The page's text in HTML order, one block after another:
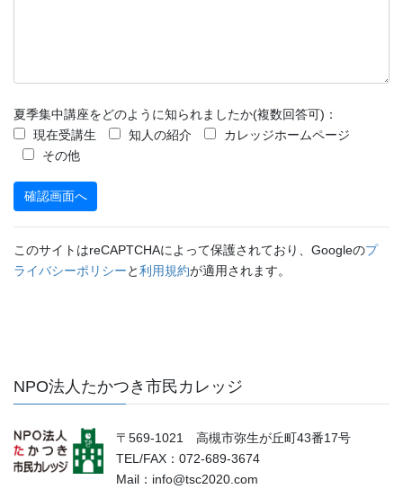
夏季集中講座をどのように知られましたか(複数回答可)：
現在受講生
知人の紹介
カレッジホームページ
その他
このサイトはreCAPTCHAによって保護されており、Googleのプ
ライバシーポリシーと利用規約が適用されます。
NPO法人たかつき市民カレッジ
〒569-1021 高槻市弥生が丘町43番17号
TEL/FAX：072-689-3674
Mail：info@tsc2020.com